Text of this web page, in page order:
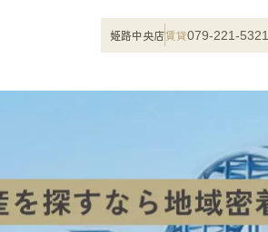
姫路中央店賃貸079-221-5321